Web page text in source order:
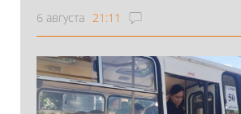
6 августа 21:11